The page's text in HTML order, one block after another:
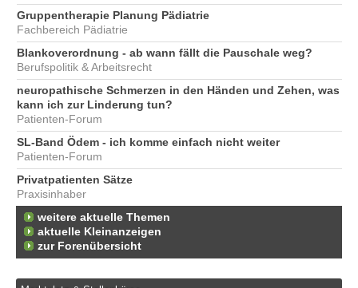
Gruppentherapie Planung Pädiatrie
Fachbereich Pädiatrie
Blankoverordnung - ab wann fällt die Pauschale weg?
Berufspolitik & Arbeitsrecht
neuropathische Schmerzen in den Händen und Zehen, was
kann ich zur Linderung tun?
Patienten-Forum
SL-Band Ödem - ich komme einfach nicht weiter
Patienten-Forum
Privatpatienten Sätze
Praxisinhaber
weitere aktuelle Themen
aktuelle Kleinanzeigen
zur Forenübersicht